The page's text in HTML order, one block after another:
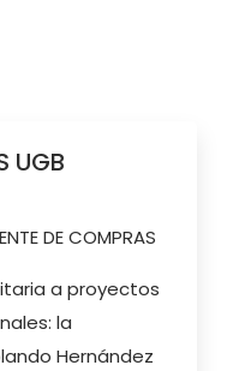
UGB
DE COMPRAS
a proyectos
la
Hernández